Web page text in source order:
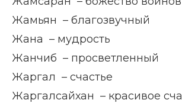
Жамьян – благозвучный
Жана – мудрость
Жанчиб – просветленный
Жаргал – счастье
Жаргалсайхан – красивое